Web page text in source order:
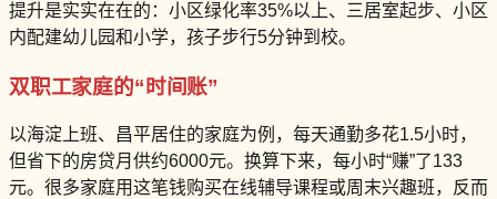
提升是实实在在的：小区绿化率35%以上、三居室起步、小区
内配建幼儿园和小学，孩子步行5分钟到校。
双职工家庭的“时间账”
以海淀上班、昌平居住的家庭为例，每天通勤多花1.5小时，
但省下的房贷月供约6000元。换算下来，每小时“赚”了133
元。很多家庭用这笔钱购买在线辅导课程或周末兴趣班，反而